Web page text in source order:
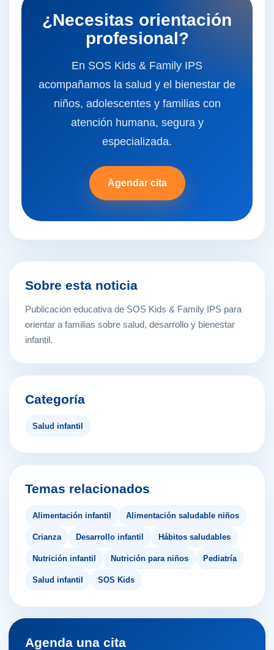
¿Necesitas orientación
profesional?
En SOS Kids & Family IPS
acompañamos la salud y el bienestar de
niños, adolescentes y familias con
atención humana, segura y
especializada.
Agendar cita
Sobre esta noticia
Publicación educativa de SOS Kids & Family IPS para
orientar a familias sobre salud, desarrollo y bienestar
infantil.
Categoría
Salud infantil
Temas relacionados
Alimentación infantil Alimentación saludable niños
Crianza Desarrollo infantil Hábitos saludables
Nutrición infantil Nutrición para niños Pediatría
Salud infantil SOS Kids
Agenda una cita